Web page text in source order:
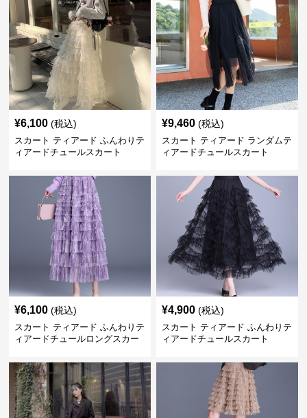
¥6,100 (税込)
スカート ティアード ふんわりテ
ィアードチュールスカート
¥9,460 (税込)
スカート ティアード ランダムテ
ィアードチュールスカート
¥6,100 (税込)
スカート ティアード ふんわりテ
ィアードチュールロングスカー
¥4,900 (税込)
スカート ティアード ふんわりテ
ィアードチュールスカート